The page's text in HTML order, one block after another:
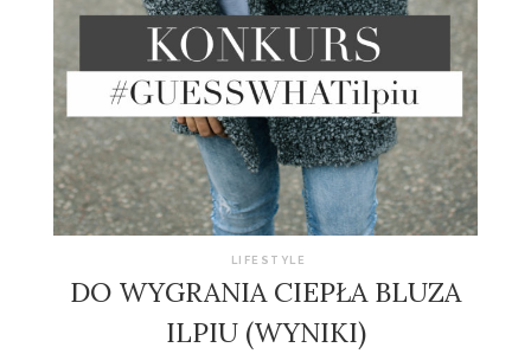
LIFESTYLE
DO WYGRANIA CIEPŁA BLUZA
ILPIU (WYNIKI)